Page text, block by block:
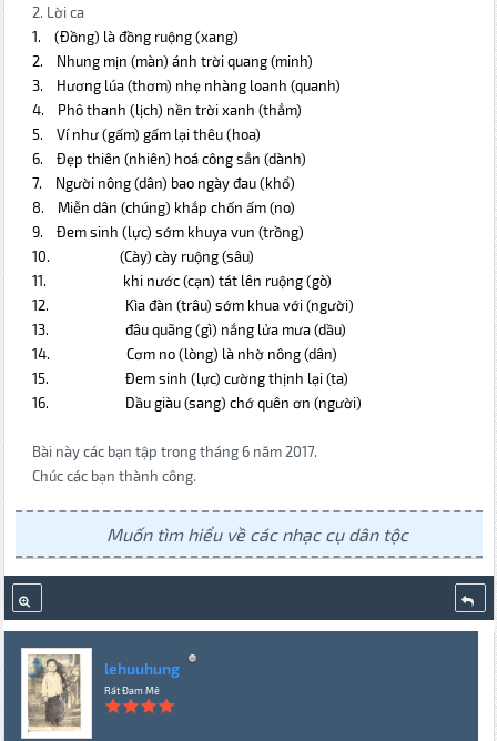
2. Lời ca
1.
(Đồng) là đồng ruộng (xang)
2.
Nhung mịn (màn) ánh trời quang (minh)
3.
Hương lúa (thơm) nhẹ nhàng loanh (quanh)
4.
Phô thanh (lịch) nền trời xanh (thẳm)
5.
Ví như (gấm) gấm lại thêu (hoa)
6.
Đẹp thiên (nhiên) hoá công sẳn (dành)
7.
Người nông (dân) bao ngày đau (khổ)
8.
Miễn dân (chúng) khắp chốn ấm (no)
9.
Đem sinh (lực) sớm khuya vun (trồng)
10.
(Cày) cày ruộng (sâu)
11.
khi nước (cạn) tát lên ruộng (gò)
12.
Kìa đàn (trâu) sớm khua với (người)
13.
đâu quãng (gì) nắng lửa mưa (dầu)
14.
Cơm no (lòng) là nhờ nông (dân)
15.
Đem sinh (lực) cường thịnh lại (ta)
16.
Dầu giàu (sang) chớ quên ơn (người)
Bài này các bạn tập trong tháng 6 năm 2017.
Chúc các bạn thành công.
Muốn tìm hiểu về các nhạc cụ dân tộc
lehuuhung
Rất Đam Mê